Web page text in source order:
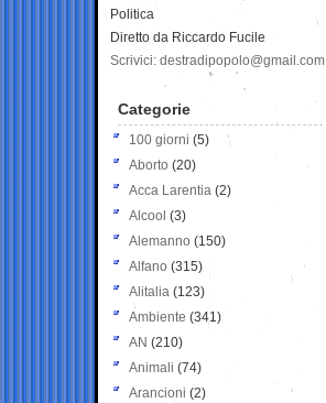
Politica
Diretto da Riccardo Fucile
Scrivici: destradipopolo@gmail.com
Categorie
100 giorni (5)
Aborto (20)
Acca Larentia (2)
Alcool (3)
Alemanno (150)
Alfano (315)
Alitalia (123)
Ambiente (341)
AN (210)
Animali (74)
Arancioni (2)